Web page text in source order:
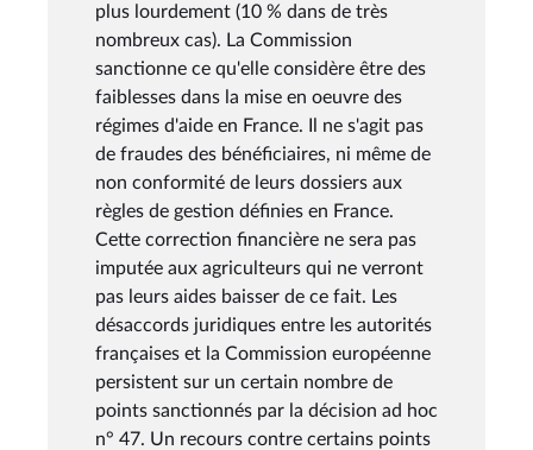
plus lourdement (10 % dans de très
nombreux cas). La Commission
sanctionne ce qu'elle considère être des
faiblesses dans la mise en oeuvre des
régimes d'aide en France. Il ne s'agit pas
de fraudes des bénéficiaires, ni même de
non conformité de leurs dossiers aux
règles de gestion définies en France.
Cette correction financière ne sera pas
imputée aux agriculteurs qui ne verront
pas leurs aides baisser de ce fait. Les
désaccords juridiques entre les autorités
françaises et la Commission européenne
persistent sur un certain nombre de
points sanctionnés par la décision ad hoc
n° 47. Un recours contre certains points